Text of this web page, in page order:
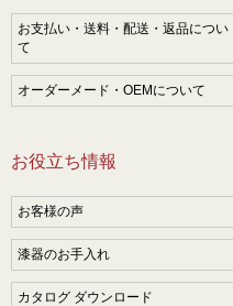
お支払い・送料・配送・返品につい
て
オーダーメード・OEMについて
お役立ち情報
お客様の声
漆器のお手入れ
カタログ ダウンロード